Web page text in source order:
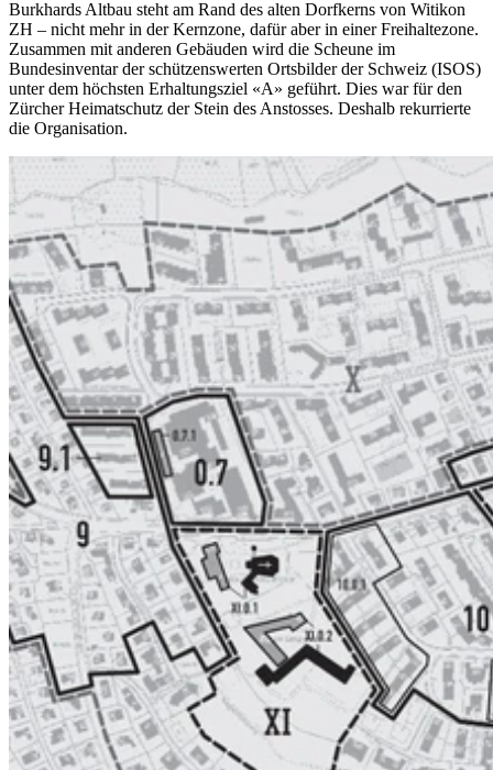
Burkhards Altbau steht am Rand des alten Dorfkerns von Witikon
ZH – nicht mehr in der Kernzone, dafür aber in einer Freihaltezone.
Zusammen mit anderen Gebäuden wird die Scheune im
Bundesinventar der schützenswerten Ortsbilder der Schweiz (ISOS)
unter dem höchsten Erhaltungsziel «A» geführt. Dies war für den
Zürcher Heimatschutz der Stein des Anstosses. Deshalb rekurrierte
die Organisation.